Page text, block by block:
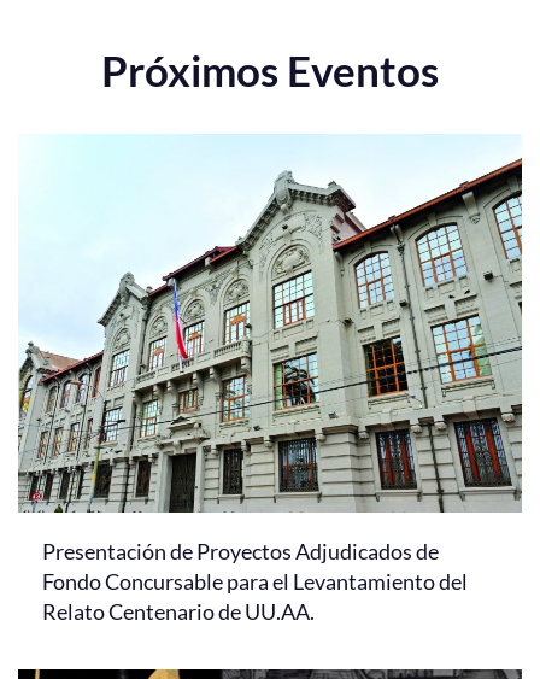
Próximos Eventos
Presentación de Proyectos Adjudicados de
Fondo Concursable para el Levantamiento del
Relato Centenario de UU.AA.